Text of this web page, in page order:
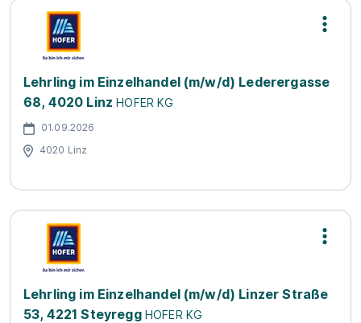
Lehrling im Einzelhandel (m/w/d) Lederergasse
68, 4020 Linz HOFER KG
01.09.2026
4020 Linz
Lehrling im Einzelhandel (m/w/d) Linzer Straße
53, 4221 Steyregg HOFER KG